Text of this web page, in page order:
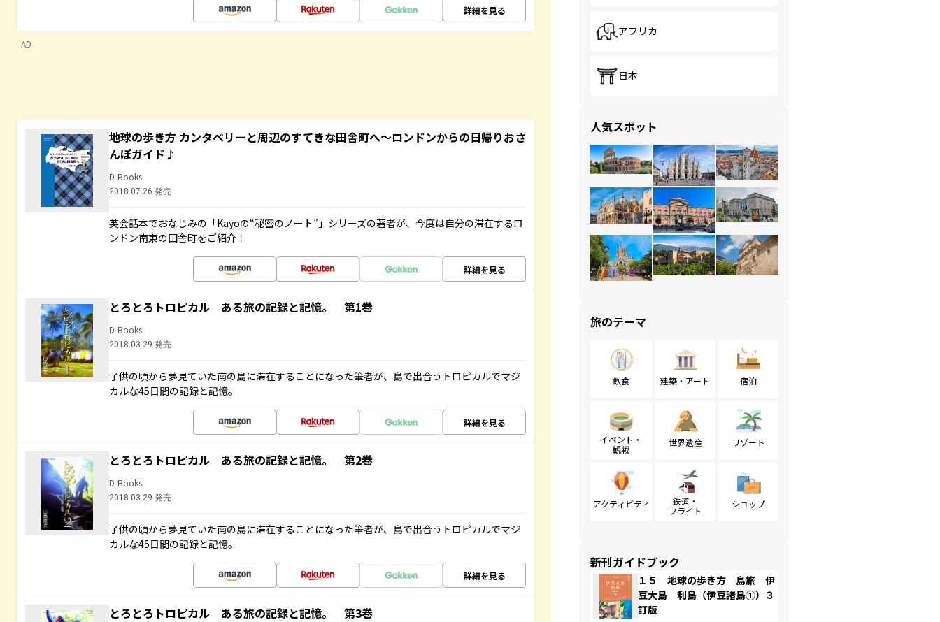
詳細を見る
AD
地球の歩き方 カンタベリーと周辺のすてきな田舎町へ～ロンドンからの日帰りおさ
んぽガイド♪
D-Books
2018.07.26 発売
英会話本でおなじみの「Kayoの“秘密のノート”」シリーズの著者が、今度は自分の滞在するロ
ンドン南東の田舎町をご紹介！
詳細を見る
とろとろトロピカル ある旅の記録と記憶。 第1巻
D-Books
2018.03.29 発売
子供の頃から夢見ていた南の島に滞在することになった筆者が、島で出合うトロピカルでマジ
カルな45日間の記録と記憶。
詳細を見る
とろとろトロピカル ある旅の記録と記憶。 第2巻
D-Books
2018.03.29 発売
子供の頃から夢見ていた南の島に滞在することになった筆者が、島で出合うトロピカルでマジ
カルな45日間の記録と記憶。
詳細を見る
とろとろトロピカル ある旅の記録と記憶。 第3巻
アフリカ
日本
人気スポット
旅のテーマ
飲食 建築・アート 宿泊
イベント・
観戦
世界遺産 リゾート
アクティビティ
鉄道・
フライト
ショップ
新刊ガイドブック
１５ 地球の歩き方 島旅 伊
豆大島 利島（伊豆諸島①）３
訂版